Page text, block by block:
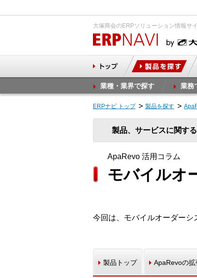
大塚商会のERPソリューション情報サ
業種・業界で探す 業務
ERPナビ トップ 製品を探す
製品、サービスに関す
ApaRevo 活用コラム
モバイルオ
今回は、モバイルオーダーシ
製品トップ ApaRevoの拡